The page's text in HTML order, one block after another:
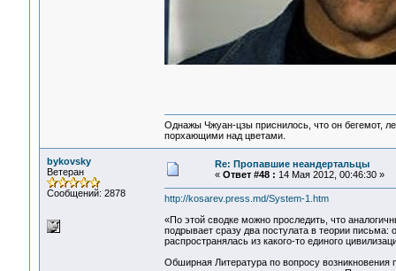
Однажы Чжуан-цзы приснилось, что он бегемот,
порхающими над цветами.
bykovsky
Ветеран
Сообщений: 2878
Re: Пропавшие неандертальцы
« Ответ #48 : 14 Мая 2012, 00:46:30 »
http://kosarev.press.md/System-1.htm
«По этой сводке можно проследить, что
подрывает сразу два постулата в теории
распространялась из какого-то единого
Обширная Литература по вопросу